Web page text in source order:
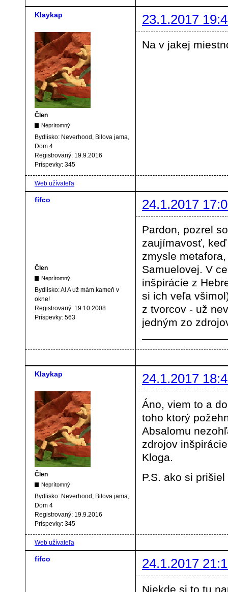
Klaykap 23.1.2017
Člen
Neprítomný
Bydlisko: Neverhood, Bilova jama,
Dom 4
Registrovaný: 19.9.2016
Príspevky: 345
Na v jakej
Web užívateľa
fifco 24.1.2017
Člen
Neprítomný
Bydlisko:A! A už mám kameň v
okne!
Registrovaný: 19.10.2008
Príspevky: 563
Pardon, pozrel
zaujímavosť,
zmysle
Samuelovej. V
inšpirácie z
si ich veľa
z tvorcov - už
jedným zo
Klaykap 24.1.2017
Člen
Neprítomný
Bydlisko: Neverhood, Bilova jama,
Dom 4
Registrovaný: 19.9.2016
Príspevky: 345
Áno, viem to a
toho ktorý
Absalomu
zdrojov
Kloga.
P.S. ako si
Web užívateľa
fifco 24.1.2017
Niekde si to tu